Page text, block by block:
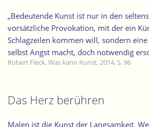
„Bedeutende Kunst ist nur in den
vorsätzliche Provokation, mit der ein
Schlagzeilen kommen will, sondern
selbst Angst macht, doch notwendig
Robert Fleck, Was kann Kunst, 2014, S. 96
Das Herz berühren
Malen ist die Kunst der Langsamkeit.